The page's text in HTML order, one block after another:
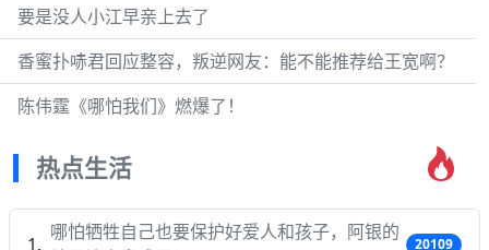
要是没人小江早亲上去了
香蜜扑哧君回应整容，叛逆网友：能不能推荐给王宽啊？
陈伟霆《哪怕我们》燃爆了！
热点生活
哪怕牺牲自己也要保护好爱人和孩子，阿银的
20109